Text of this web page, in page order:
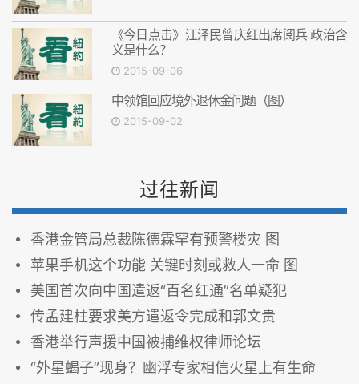
《今日点击》江泽民曾庆红出席阅兵 政治含
义是什么？
2015-09-06
中领馆回应境外退休金问题（图）
2015-09-02
过往新闻
香港金管局总裁陈德霖罕有预警楼灾 图
苹果手机这个功能 关键时刻或救人一命 图
美国首次向中国遣返“百名红通”名单疑犯
传孟建柱要求美方遣返令完成和郭文贵
香港举行声援中国被捕维权律师论坛
“外星蝎子”现身？幽浮专家相信火星上有生命